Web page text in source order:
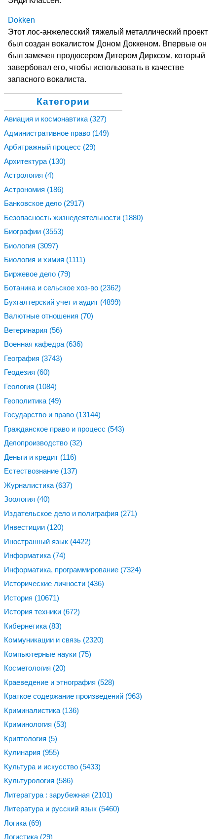
Dokken
Этот лос-анжелесский тяжелый металлический проект
был создан вокалистом Доном Доккеном. Впервые он
был замечен продюсером Дитером Дирксом, который
завербовал его, чтобы использовать в качестве
запасного вокалиста.
Категории
Авиация и космонавтика (327)
Административное право (149)
Арбитражный процесс (29)
Архитектура (130)
Астрология (4)
Астрономия (186)
Банковское дело (2917)
Безопасность жизнедеятельности (1880)
Биографии (3553)
Биология (3097)
Биология и химия (1111)
Биржевое дело (79)
Ботаника и сельское хоз-во (2362)
Бухгалтерский учет и аудит (4899)
Валютные отношения (70)
Ветеринария (56)
Военная кафедра (636)
География (3743)
Геодезия (60)
Геология (1084)
Геополитика (49)
Государство и право (13144)
Гражданское право и процесс (543)
Делопроизводство (32)
Деньги и кредит (116)
Естествознание (137)
Журналистика (637)
Зоология (40)
Издательское дело и полиграфия (271)
Инвестиции (120)
Иностранный язык (4422)
Информатика (74)
Информатика, программирование (7324)
Исторические личности (436)
История (10671)
История техники (672)
Кибернетика (83)
Коммуникации и связь (2320)
Компьютерные науки (75)
Косметология (20)
Краеведение и этнография (528)
Краткое содержание произведений (963)
Криминалистика (136)
Криминология (53)
Криптология (5)
Кулинария (955)
Культура и искусство (5433)
Культурология (586)
Литература : зарубежная (2101)
Литература и русский язык (5460)
Логика (69)
Логистика (29)